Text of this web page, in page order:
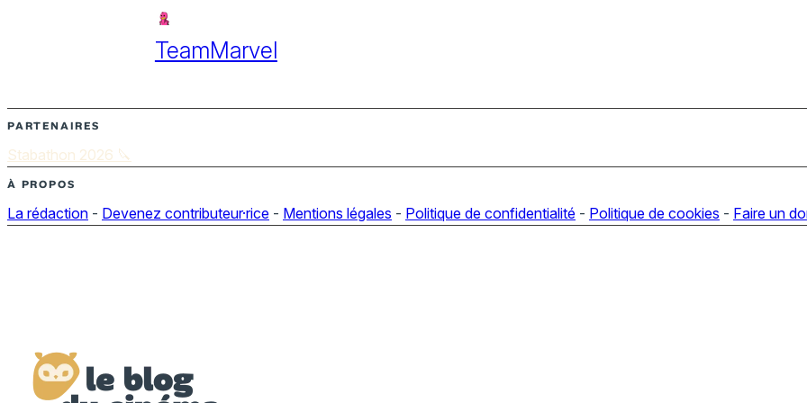
TeamMarvel
PARTENAIRES
Stabathon 2026 🔪
À PROPOS
La rédaction - Devenez contributeur·rice - Mentions légales - Politique de confidentialité - Politique de cookies - Faire un